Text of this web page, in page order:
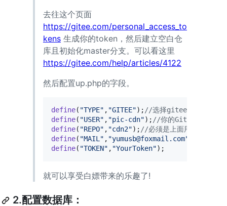
去往这个页面
https://gitee.com/personal_access_to
kens 生成你的token，然后建立空白仓
库且初始化master分支。可以看这里
https://gitee.com/help/articles/4122
然后配置up.php的字段。
define( "TYPE" , "GITEE");//选择gitee
define( "USER" , "pic-cdn");//你的GitHub/Gitee
define( "REPO" , "cdn2");//必须是上面用户名下的
define( "MAIL" , "yumusb@foxmail.com"
define( "TOKEN" , "YourToken");
就可以享受白嫖带来的乐趣了!
2.配置数据库：